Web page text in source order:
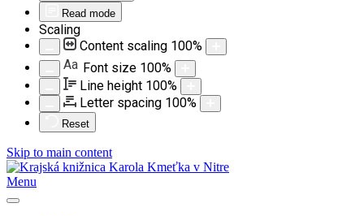
Read mode
Scaling
Content scaling 100%
Aa Font size 100%
Line height 100%
Letter spacing 100%
Reset
Skip to main content
Menu